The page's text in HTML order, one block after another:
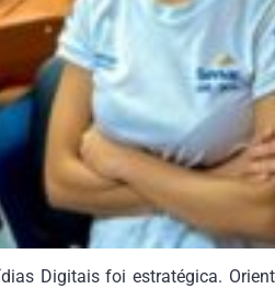
Digitais foi estratégica.